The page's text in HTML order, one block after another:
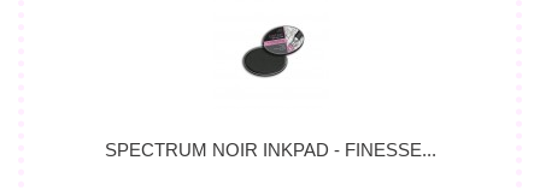
SPECTRUM NOIR INKPAD - FINESSE...